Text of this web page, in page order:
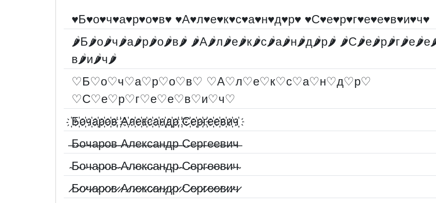
♥Б♥о♥ч♥а♥р♥о♥в♥ ♥А♥л♥е♥к♥с♥а♥н♥д♥р♥ ♥С♥е♥р♥г♥е♥е♥в♥и♥ч♥
🌶Б🌶о🌶ч🌶а🌶р🌶о🌶в🌶 🌶А🌶л🌶е🌶к🌶с🌶а🌶н🌶д🌶р🌶
в🌶и🌶ч🌶
♡Б♡о♡ч♡а♡р♡о♡в♡ ♡А♡л♡е♡к♡с♡а♡н♡д♡р♡
♡С♡е♡р♡г♡е♡е♡в♡и♡ч♡
҉Б҉о҉ч҉а҉р҉о҉в҉ ҉А҉л҉е҉к҉с҉а҉н҉д҉р҉ ҉С҉е҉р҉г҉е҉е҉в҉и҉ч҉
̶Б̶о̶ч̶а̶р̶о̶в̶ ̶А̶л̶е̶к̶с̶а̶н̶д̶р̶ ̶С̶е̶р̶г̶е̶е̶в̶и̶ч̶
̴Б̴о̴ч̴а̴р̴о̴в̴ ̴А̴л̴е̴к̴с̴а̴н̴д̴р̴ ̴С̴е̴р̴г̴е̴е̴в̴и̴ч̴
̷Б̷о̷ч̷а̷р̷о̷в̷ ̷А̷л̷е̷к̷с̷а̷н̷д̷р̷ ̷С̷е̷р̷г̷е̷е̷в̷и̷ч̷